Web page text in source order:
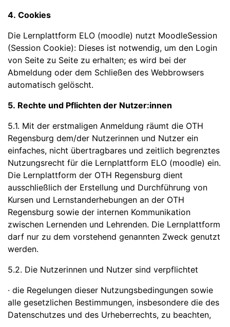
4. Cookies
Die Lernplattform ELO (moodle) nutzt MoodleSession
(Session Cookie): Dieses ist notwendig, um den Login
von Seite zu Seite zu erhalten; es wird bei der
Abmeldung oder dem Schließen des Webbrowsers
automatisch gelöscht.
5. Rechte und Pflichten der Nutzer:innen
5.1. Mit der erstmaligen Anmeldung räumt die OTH
Regensburg dem/der Nutzerinnen und Nutzer ein
einfaches, nicht übertragbares und zeitlich begrenztes
Nutzungsrecht für die Lernplattform ELO (moodle) ein.
Die Lernplattform der OTH Regensburg dient
ausschließlich der Erstellung und Durchführung von
Kursen und Lernstanderhebungen an der OTH
Regensburg sowie der internen Kommunikation
zwischen Lernenden und Lehrenden. Die Lernplattform
darf nur zu dem vorstehend genannten Zweck genutzt
werden.
5.2. Die Nutzerinnen und Nutzer sind verpflichtet
· die Regelungen dieser Nutzungsbedingungen sowie
alle gesetzlichen Bestimmungen, insbesondere die des
Datenschutzes und des Urheberrechts, zu beachten,